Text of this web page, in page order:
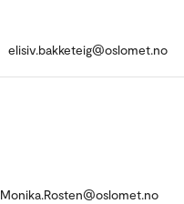
elisiv.bakketeig@oslomet.no
Monika.Rosten@oslomet.no